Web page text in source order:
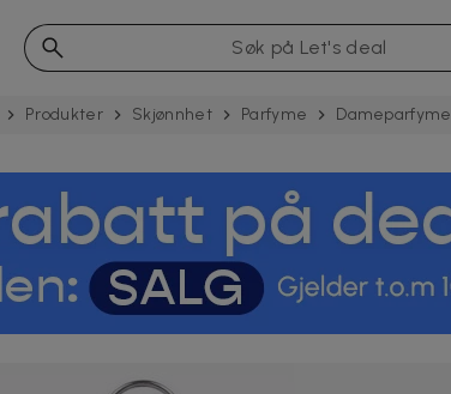
Produkter Skjønnhet Parfyme Dameparfyme